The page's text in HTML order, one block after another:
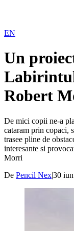
EN
Un
Robert
De mici copii ne-a
cataram prin copaci,
trasee pline de
interesante si
Morri
De Pencil Nex|30